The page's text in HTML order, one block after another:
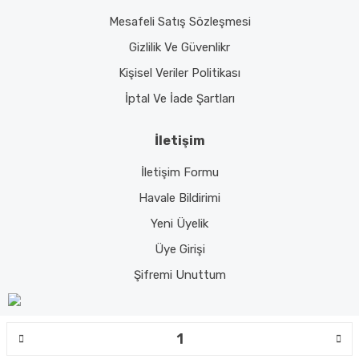
Mesafeli Satış Sözleşmesi
Gizlilik Ve Güvenlikr
Kişisel Veriler Politikası
İptal Ve İade Şartları
İletişim
İletişim Formu
Havale Bildirimi
Yeni Üyelik
Üye Girişi
Şifremi Unuttum